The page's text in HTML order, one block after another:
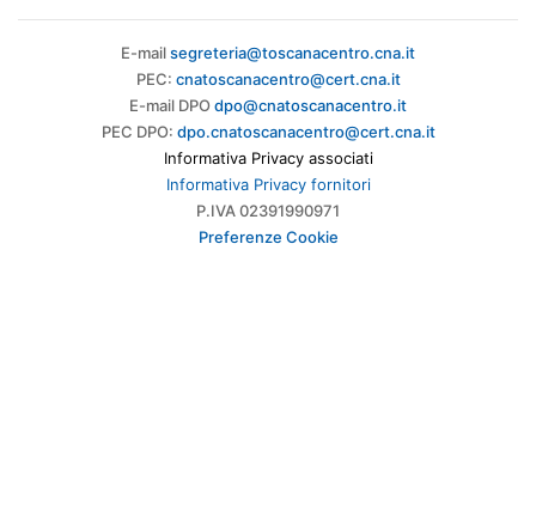
E-mailsegreteria@toscanacentro.cna.it
PEC: cnatoscanacentro@cert.cna.it
E-mail DPOdpo@cnatoscanacentro.it
PEC DPO: dpo.cnatoscanacentro@cert.cna.it
Informativa Privacy associati
Informativa Privacy fornitori
P.IVA 02391990971
Preferenze Cookie